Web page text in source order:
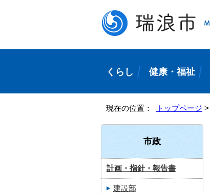
くらし 健康・福祉
現在の位置： トップページ >
市政
計画・指針・報告書
建設部